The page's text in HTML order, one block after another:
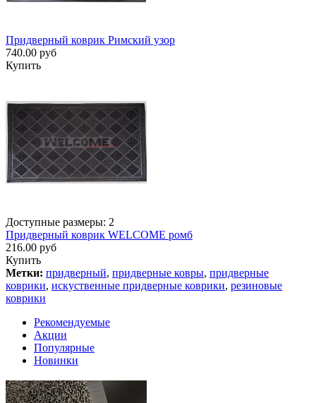
Придверный коврик Римский узор
740.00 руб
Купить
Доступные размеры: 2
Придверный коврик WELCOME ромб
216.00 руб
Купить
Метки: придверный, придверные ковры, придверные
коврики, искуственные придверные коврики, резиновые
коврики
Рекомендуемые
Акции
Популярные
Новинки